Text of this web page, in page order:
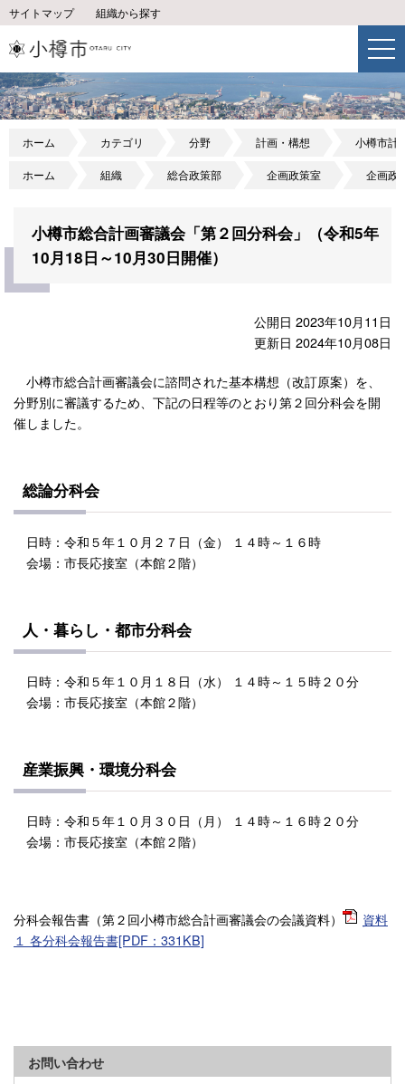
サイトマップ 組織から探す
ホーム カテゴリ 分野 計画・構想 小樽市計
ホーム 組織 総合政策部 企画政策室 企画政
小樽市総合計画審議会「第２回分科会」（令和5年
10月18日～10月30日開催）
公開日 2023年10月11日
更新日 2024年10月08日
小樽市総合計画審議会に諮問された基本構想（改訂原案）を、
分野別に審議するため、下記の日程等のとおり第２回分科会を開
催しました。
総論分科会
日時：令和５年１０月２７日（金） １４時～１６時
会場：市長応接室（本館２階）
人・暮らし・都市分科会
日時：令和５年１０月１８日（水） １４時～１５時２０分
会場：市長応接室（本館２階）
産業振興・環境分科会
日時：令和５年１０月３０日（月） １４時～１６時２０分
会場：市長応接室（本館２階）
分科会報告書（第２回小樽市総合計画審議会の会議資料）
資料
１ 各分科会報告書[PDF：331KB]
お問い合わせ